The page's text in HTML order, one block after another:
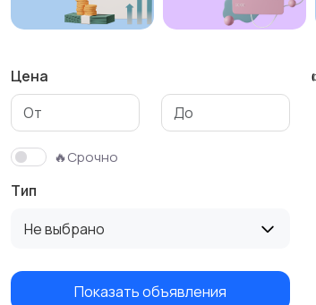
Цена
🔥Срочно
Тип
Не выбрано
Показать объявления